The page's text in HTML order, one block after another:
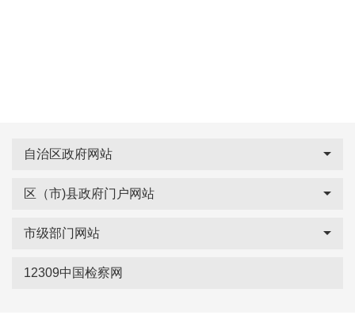
自治区政府网站
区（市)县政府门户网站
市级部门网站
12309中国检察网